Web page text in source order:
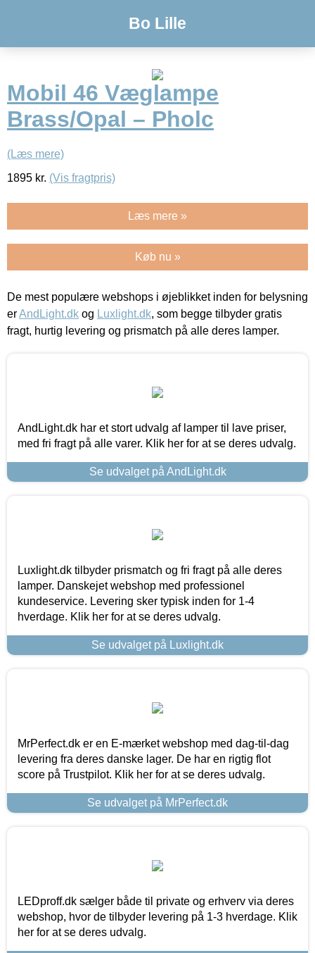
Bo Lille
Mobil 46 Væglampe
Brass/Opal – Pholc
(Læs mere)
1895 kr. (Vis fragtpris)
Læs mere »
Køb nu »
De mest populære webshops i øjeblikket inden for belysning
erAndLight.dk og Luxlight.dk, som begge tilbyder gratis
fragt, hurtig levering og prismatch på alle deres lamper.
AndLight.dk har et stort udvalg af lamper til lave priser,
med fri fragt på alle varer. Klik her for at se deres udvalg.
Se udvalget på AndLight.dk
Luxlight.dk tilbyder prismatch og fri fragt på alle deres
lamper. Danskejet webshop med professionel
kundeservice. Levering sker typisk inden for 1-4
hverdage. Klik her for at se deres udvalg.
Se udvalget på Luxlight.dk
MrPerfect.dk er en E-mærket webshop med dag-til-dag
levering fra deres danske lager. De har en rigtig flot
score på Trustpilot. Klik her for at se deres udvalg.
Se udvalget på MrPerfect.dk
LEDproff.dk sælger både til private og erhverv via deres
webshop, hvor de tilbyder levering på 1-3 hverdage. Klik
her for at se deres udvalg.